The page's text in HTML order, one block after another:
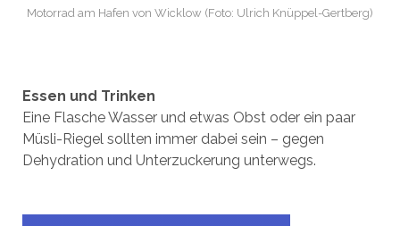
Motorrad am Hafen von Wicklow (Foto: Ulrich Knüppel-Gertberg)
Essen und Trinken
Eine Flasche Wasser und etwas Obst oder ein paar
Müsli-Riegel sollten immer dabei sein – gegen
Dehydration und Unterzuckerung unterwegs.